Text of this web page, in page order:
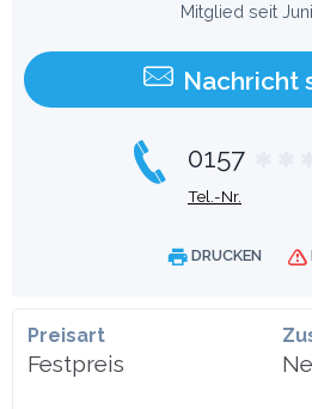
Mitglied seit
Nachricht
0157
Tel.-Nr.
DRUCKEN
Preisart
Festpreis